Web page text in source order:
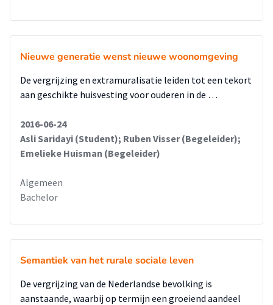
Nieuwe generatie wenst nieuwe woonomgeving
De vergrijzing en extramuralisatie leiden tot een tekort
aan geschikte huisvesting voor ouderen in de …
2016-06-24
Asli Saridayi (Student); Ruben Visser (Begeleider);
Emelieke Huisman (Begeleider)
Algemeen
Bachelor
Semantiek van het rurale sociale leven
De vergrijzing van de Nederlandse bevolking is
aanstaande, waarbij op termijn een groeiend aandeel